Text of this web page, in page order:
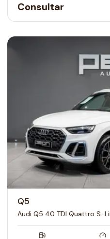
Consultar
Q5
Audi Q5 40 TDI Quattro S-